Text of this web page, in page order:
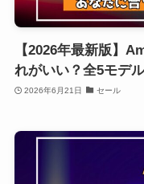
【2026年最新版】
れがいい？全5モデ
2026年6月21日 セール